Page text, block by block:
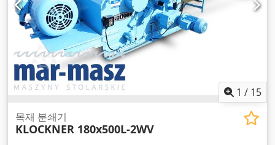
1 / 15
목재 분쇄기
KLOCKNER 180x500L-2WV